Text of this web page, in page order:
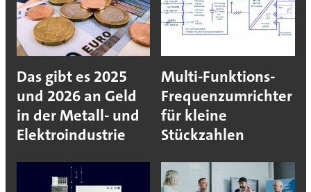
Das gibt es 2025
und 2026 an Geld
in der Metall- und
Elektroindustrie
Multi-Funktions-
Frequenzumrichter
für kleine
Stückzahlen